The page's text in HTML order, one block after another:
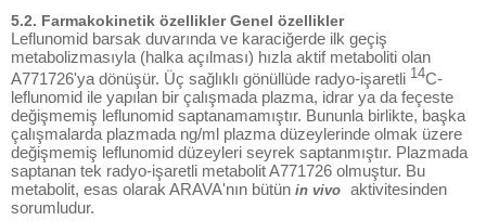
5.2. Farmakokinetik özellikler Genel özellikler
Leflunomid barsak duvarında ve karaciğerde ilk geçiş
metabolizmasıyla (halka açılması) hızla aktif metaboliti olan
A771726'ya dönüşür. Üç sağlıklı gönüllüde radyo-işaretli 14C-
leflunomid ile yapılan bir çalışmada plazma, idrar ya da feçeste
değişmemiş leflunomid saptanamamıştır. Bununla birlikte, başka
çalışmalarda plazmada ng/ml plazma düzeylerinde olmak üzere
değişmemiş leflunomid düzeyleri seyrek saptanmıştır. Plazmada
saptanan tek radyo-işaretli metabolit A771726 olmuştur. Bu
metabolit, esas olarak ARAVA'nın bütün in vivo aktivitesinden
sorumludur.